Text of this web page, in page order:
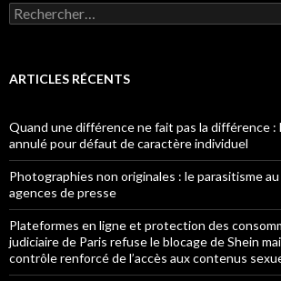
Rechercher :
ARTICLES RÉCENTS
Quand une différence ne fait pas la différence :
annulé pour défaut de caractère individuel
Photographies non originales : le parasitisme
agences de presse
Plateformes en ligne et protection des
judiciaire de Paris refuse le blocage de Shein
contrôle renforcé de l’accès aux contenus